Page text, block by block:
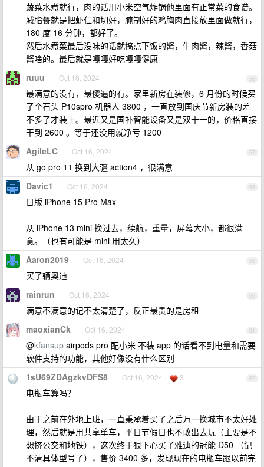
蔬菜水煮就行，肉的话用小米空气炸锅他里面有正常菜的食谱。
减脂餐就是把虾仁和切好，腌制好的鸡胸肉直接放里面做就行，
180 度 16 分钟，都好了。
然后水煮菜最后没味的话就搞点下饭的酱，牛肉酱，辣酱，香菇
酱啥的。最后就是嘎嘎好吃嘎嘎健康
56
ruuu Oct 16, 2024
最满意的没有，最傻逼的有。家里新房在装修，6 月份的时候买
了个石头 P10spro 机器人 3800 ，一直放到国庆节新房装的差
不多了才装上。最近又是国补智能设备又是双十一的，价格直接
干到 2600 。等于还没用就净亏 1200
57
AgileLC Oct 16, 2024
从 go pro 11 换到大疆 action4 ，很满意
58
Davic1 Oct 16, 2024
日版 iPhone 15 Pro Max
从 iPhone 13 mini 换过去，续航，重量，屏幕大小，都很满
意。（也有可能是 mini 用太久）
59
Aaron2019 Oct 16, 2024
买了辆奥迪
60
rainrun Oct 16, 2024
满意不满意的记不太清楚了，反正最贵的是房租
61
maoxianCk Oct 16, 2024
@kfansup airpods pro 配小米 不装 app 的话看不到电量和需要
软件支持的功能，其他好像没有什么区别
62
1sU69ZDAgzkvDFS8 Oct 16, 2024 3
电瓶车算吗？
由于之前在外地上班，一直秉承着买了之后万一换城市不太好处
理，然后就是用共享单车，平日节假日也不敢出去玩（主要是不
想挤公交和地铁），这次终于狠下心买了雅迪的冠能 D50 （记
不清具体型号了），售价 3400 多，发现现在的电瓶车跟以前完